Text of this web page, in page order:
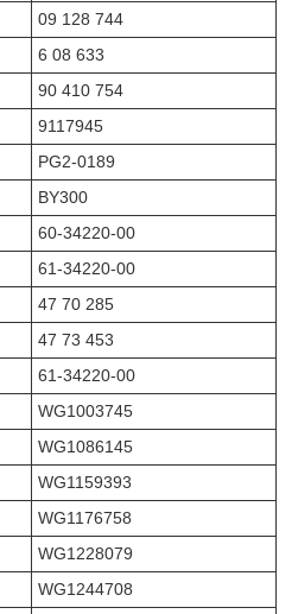
09 128 744
6 08 633
90 410 754
9117945
PG2-0189
BY300
60-34220-00
61-34220-00
47 70 285
47 73 453
61-34220-00
WG1003745
WG1086145
WG1159393
WG1176758
WG1228079
WG1244708